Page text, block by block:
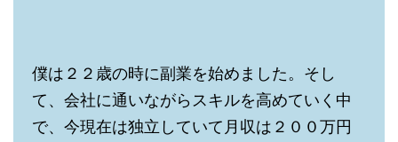
僕は２２歳の時に副業を始めました。そし
て、会社に通いながらスキルを高めていく中
で、今現在は独立していて月収は２００万円